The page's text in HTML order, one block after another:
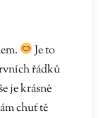
Je to
řádků
je krásně
chuť tě